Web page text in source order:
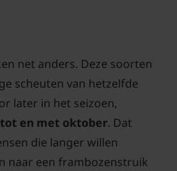
net anders. Deze soorten
scheuten van hetzelfde
later in het seizoen,
en met oktober. Dat
die langer willen
naar een frambozenstruik